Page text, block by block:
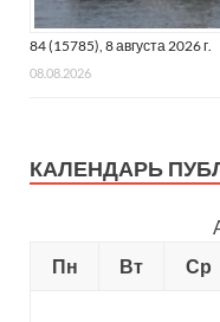
84 (15785), 8 августа 2026 г.
08.08.2026
КАЛЕНДАРЬ
Пн
Вт Ср